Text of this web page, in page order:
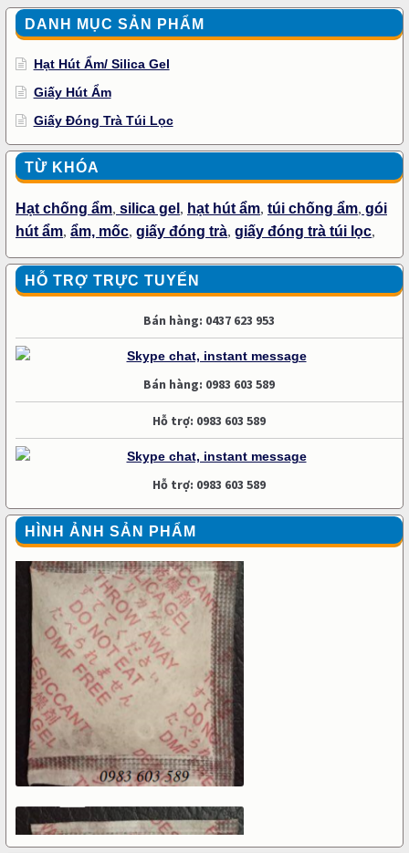
DANH MỤC SẢN PHẨM
Hạt Hút Ẩm/ Silica Gel
Giấy Hút Ẩm
Giấy Đóng Trà Túi Lọc
TỪ KHÓA
Hạt chống ẩm, silica gel , hạt hút ẩm, túi chống ẩm, gói
hút ẩm, ẩm, mốc, giấy đóng trà, giấy đóng trà túi lọc,
HỖ TRỢ TRỰC TUYẾN
Bán hàng: 0437 623 953
Bán hàng: 0983 603 589
Hỗ trợ: 0983 603 589
Hỗ trợ: 0983 603 589
HÌNH ẢNH SẢN PHẨM